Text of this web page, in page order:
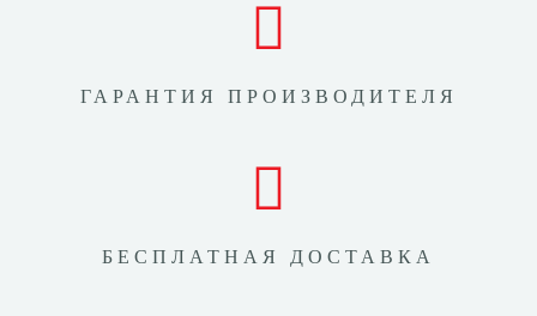
ГАРАНТИЯ ПРОИЗВОДИТЕЛЯ
БЕСПЛАТНАЯ ДОСТАВКА